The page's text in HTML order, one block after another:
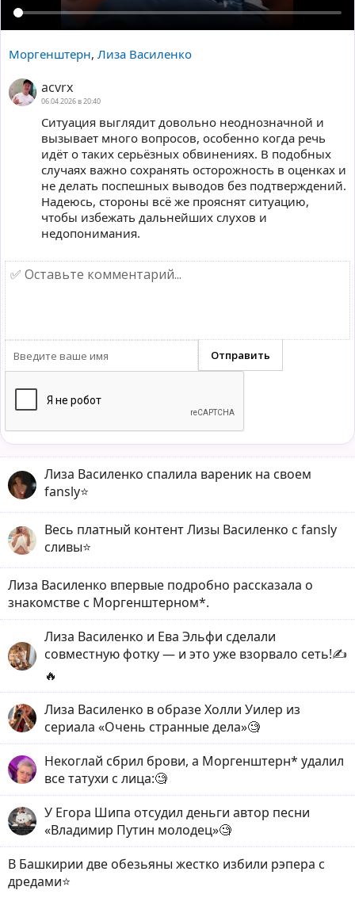
Моргенштерн, Лиза Василенко
acvrx
06.04.2026 в 20:40
Ситуация выглядит довольно неоднозначной и
вызывает много вопросов, особенно когда речь
идёт о таких серьёзных обвинениях. В подобных
случаях важно сохранять осторожность в оценках и
не делать поспешных выводов без подтверждений.
Надеюсь, стороны всё же прояснят ситуацию,
чтобы избежать дальнейших слухов и
недопонимания.
Лиза Василенко спалила вареник на своем
fansly⭐️
Весь платный контент Лизы Василенко с fansly
сливы⭐️
Лиза Василенко впервые подробно рассказала о
знакомстве с Моргенштерном*.
Лиза Василенко и Ева Эльфи сделали
совместную фотку — и это уже взорвало сеть!✍️
🔥
Лиза Василенко в образе Холли Уилер из
сериала «Очень странные дела»🧐
Некоглай сбрил брови, а Моргенштерн* удалил
все татухи с лица:🧐
У Егора Шипа отсудил деньги автор песни
«Владимир Путин молодец»🧐
В Башкирии две обезьяны жестко избили рэпера с
дредами⭐️